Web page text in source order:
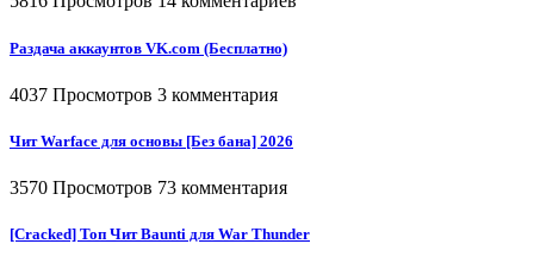
Раздача аккаунтов VK.com (Бесплатно)
4037 Просмотров 3 комментария
Чит Warface для основы [Без бана] 2026
3570 Просмотров 73 комментария
[Cracked] Топ Чит Baunti для War Thunder